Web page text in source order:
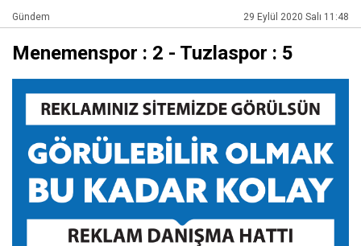
Gündem 29 Eylül 2020 Salı 11:48
Menemenspor : 2 - Tuzlaspor : 5